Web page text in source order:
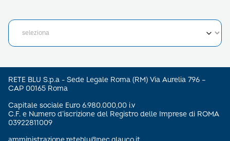
RETE BLU S.p.a - Sede Legale Roma (RM) Via Aurelia 796 –
CAP 00165 Roma
Capitale sociale Euro 6.980.000,00 i.v
C.F. e Numero d’iscrizione del Registro delle Imprese di ROMA
03922811009